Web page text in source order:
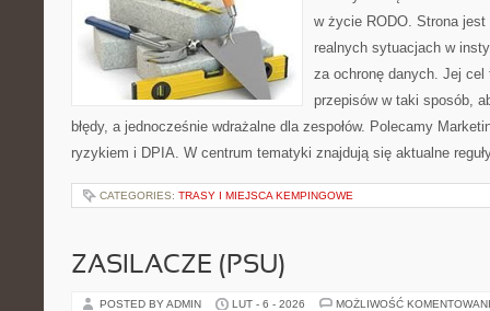
w życie RODO. Strona
realnych sytuacjach w
za ochronę danych. Jej cel
przepisów w taki sposób,
błędy, a jednocześnie wdrażalne dla zespołów. Polecamy
ryzykiem i DPIA. W centrum tematyki znajdują się aktualne
CATEGORIES: TRASY I MIEJSCA KEMPINGOWE
ZASILACZE (PSU)
POSTED BY ADMIN LUT - 6 - 2026 MOŻLIWOŚĆ